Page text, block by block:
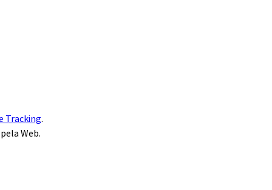
Tracking.
Web.